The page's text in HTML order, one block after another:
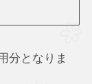
分となりま